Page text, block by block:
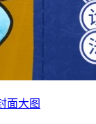
面大图